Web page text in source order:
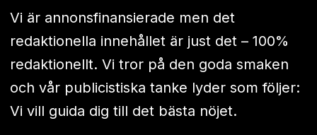
Vi är annonsfinansierade men det
redaktionella innehållet är just det – 100%
redaktionellt. Vi tror på den goda smaken
och vår publicistiska tanke lyder som följer:
Vi vill guida dig till det bästa nöjet.